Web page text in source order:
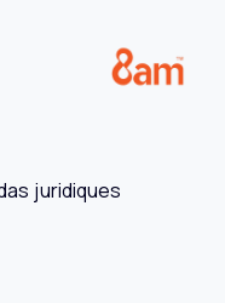
juridiques